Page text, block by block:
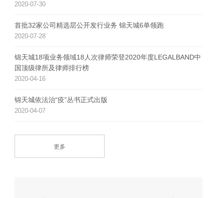
2020-07-30
首批32家公司精选层公开发行业务 锦天城6单领跑
2020-07-28
锦天城18项业务领域18人次律师荣登2020年度LEGALBAND中
国顶级律所及律师排行榜
2020-04-16
锦天城依法治“疫”丛书正式出版
2020-04-07
更多